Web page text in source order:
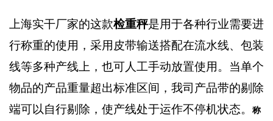
上海实干厂家的这款检重秤是用于各种行业需要进
行称重的使用，采用皮带输送搭配在流水线、包装
线等多种产线上，也可人工手动放置使用。当单个
物品的产品重量超出标准区间，我司产品带的剔除
端可以自行剔除，使产线处于运作不停机状态。
称